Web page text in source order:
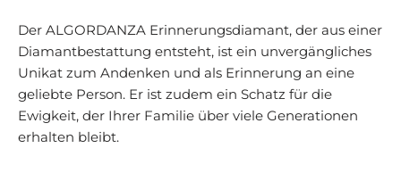
Der ALGORDANZA Erinnerungsdiamant, der aus einer
Diamantbestattung entsteht, ist ein unvergängliches
Unikat zum Andenken und als Erinnerung an eine
geliebte Person. Er ist zudem ein Schatz für die
Ewigkeit, der Ihrer Familie über viele Generationen
erhalten bleibt.